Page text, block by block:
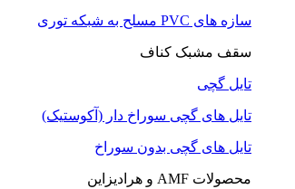
سازه های PVC مسلح به شبکه توری
سقف مشبک کناف
تایل گچی
تایل های گچی سوراخ دار (آکوستیک)
تایل های گچی بدون سوراخ
محصولات AMF و هرادیزاین